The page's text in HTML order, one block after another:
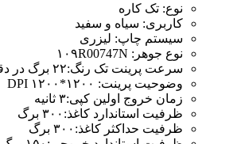
نوع: تک کاره
کاربری: سیاه و سفید
سیستم چاپ: لیزری
نوع جوهر: ۱۰۹R00747N
سرعت پرینت تک رنگ:۲۲ برگ در دقیقه
وضوحیت پرینت: ۱۲۰۰*۱۲۰۰ DPI
زمان خروج اولین کپی:۳ ثانیه
ظرفیت استاندارد کاغذ:۳۰۰ برگ
ظرفیت حداکثر کاغذ:۳۰۰ برگ